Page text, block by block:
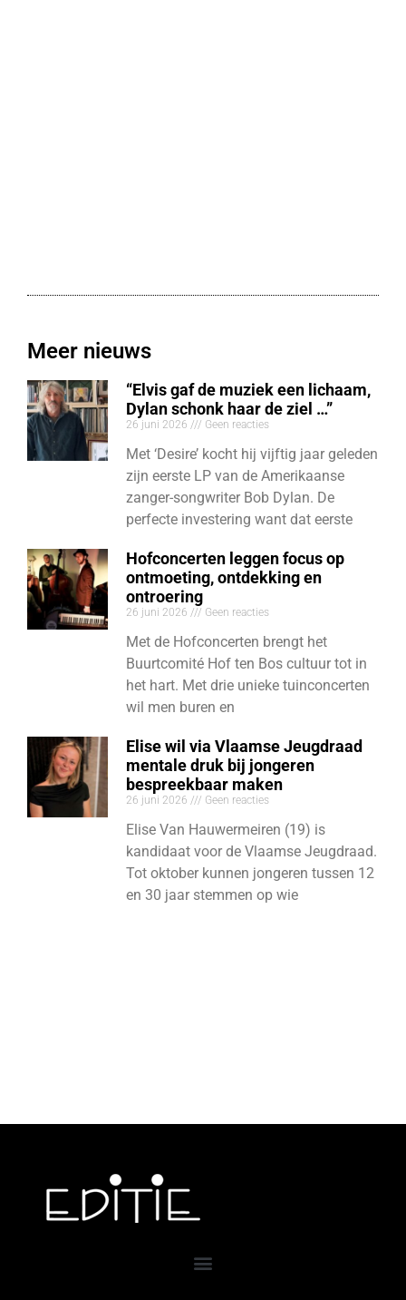
Meer nieuws
“Elvis gaf de muziek een lichaam,
Dylan schonk haar de ziel …”
26 juni 2026 Geen reacties
Met ‘Desire’ kocht hij vijftig jaar geleden
zijn eerste LP van de Amerikaanse
zanger-songwriter Bob Dylan. De
perfecte investering want dat eerste
Hofconcerten leggen focus op
ontmoeting, ontdekking en
ontroering
26 juni 2026 Geen reacties
Met de Hofconcerten brengt het
Buurtcomité Hof ten Bos cultuur tot in
het hart. Met drie unieke tuinconcerten
wil men buren en
Elise wil via Vlaamse Jeugdraad
mentale druk bij jongeren
bespreekbaar maken
26 juni 2026 Geen reacties
Elise Van Hauwermeiren (19) is
kandidaat voor de Vlaamse Jeugdraad.
Tot oktober kunnen jongeren tussen 12
en 30 jaar stemmen op wie